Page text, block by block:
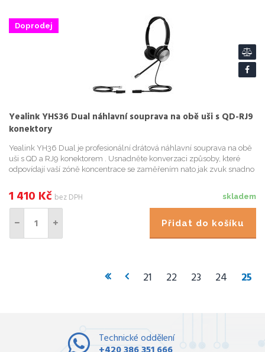
Yealink YHS36 Dual náhlavní souprava na obě uši s QD-RJ9
konektory
Yealink YH36 Dual je profesionální drátová náhlavní souprava na obě
uši s QD a RJ9 konektorem . Usnadněte konverzaci způsoby, které
odpovídají vaší zóně koncentrace se zaměřením nato jak zvuk snadno
skladem
1 410 Kč bez DPH
Přidat do košíku
Doprodej
21 22 23 24 25
Technické oddělení